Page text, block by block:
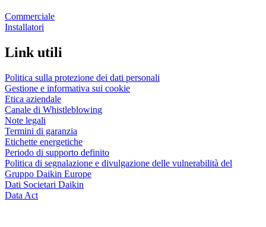
Commerciale
Installatori
Link utili
Politica sulla protezione dei dati personali
Gestione e informativa sui cookie
Etica aziendale
Canale di Whistleblowing
Note legali
Termini di garanzia
Etichette energetiche
Periodo di supporto definito
Politica di segnalazione e divulgazione delle vulnerabilità del
Gruppo Daikin Europe
Dati Societari Daikin
Data Act